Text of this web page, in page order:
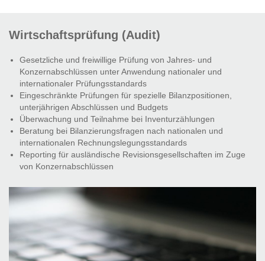
Wirtschaftsprüfung (Audit)
Gesetzliche und freiwillige Prüfung von Jahres- und
Konzernabschlüssen unter Anwendung nationaler und
internationaler Prüfungsstandards
Eingeschränkte Prüfungen für spezielle Bilanzpositionen,
unterjährigen Abschlüssen und Budgets
Überwachung und Teilnahme bei Inventurzählungen
Beratung bei Bilanzierungsfragen nach nationalen und
internationalen Rechnungslegungsstandards
Reporting für ausländische Revisionsgesellschaften im Zuge
von Konzernabschlüssen